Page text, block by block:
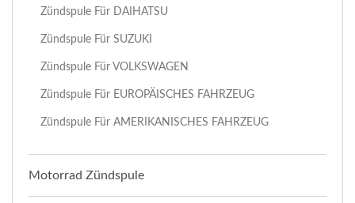
Zündspule Für DAIHATSU
Zündspule Für SUZUKI
Zündspule Für VOLKSWAGEN
Zündspule Für EUROPÄISCHES FAHRZEUG
Zündspule Für AMERIKANISCHES FAHRZEUG
Motorrad Zündspule